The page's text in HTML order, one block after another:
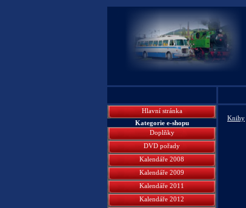
Hlavní stránka
Kategorie e-shopu
Doplňky
DVD pořady
Kalendáře 2008
Kalendáře 2009
Kalendáře 2011
Kalendáře 2012
Knihy